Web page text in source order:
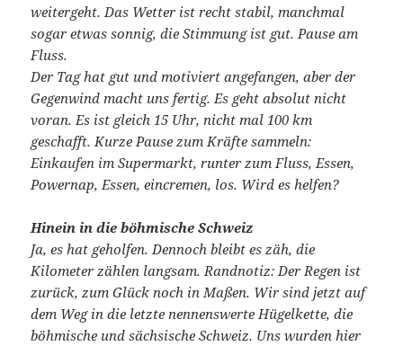
weitergeht. Das Wetter ist recht stabil, manchmal
sogar etwas sonnig, die Stimmung ist gut. Pause am
Fluss.
Der Tag hat gut und motiviert angefangen, aber der
Gegenwind macht uns fertig. Es geht absolut nicht
voran. Es ist gleich 15 Uhr, nicht mal 100 km
geschafft. Kurze Pause zum Kräfte sammeln:
Einkaufen im Supermarkt, runter zum Fluss, Essen,
Powernap, Essen, eincremen, los. Wird es helfen?
Hinein in die böhmische Schweiz
Ja, es hat geholfen. Dennoch bleibt es zäh, die
Kilometer zählen langsam. Randnotiz: Der Regen ist
zurück, zum Glück noch in Maßen. Wir sind jetzt auf
dem Weg in die letzte nennenswerte Hügelkette, die
böhmische und sächsische Schweiz. Uns wurden hier